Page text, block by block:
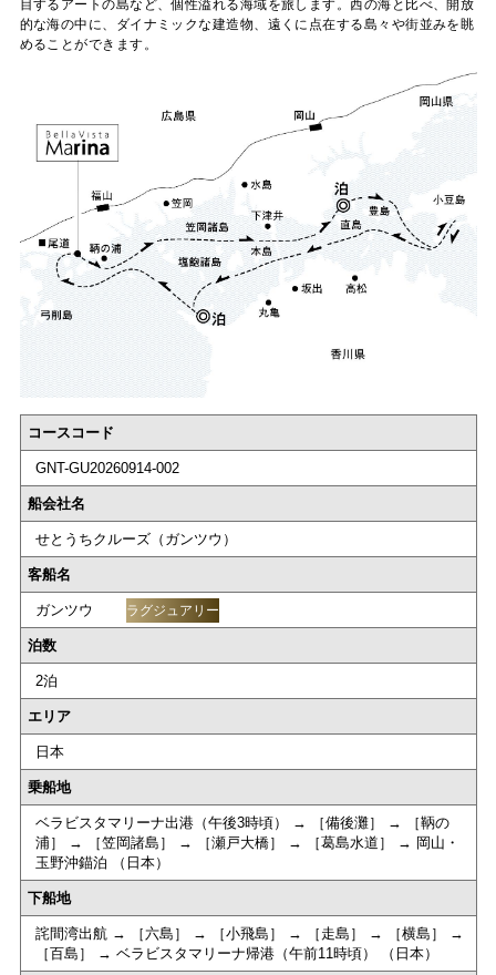
目するアートの島など、個性溢れる海域を旅します。西の海と比べ、開放
的な海の中に、ダイナミックな建造物、遠くに点在する島々や街並みを眺
めることができます。
コースコード
GNT-GU20260914-002
船会社名
せとうちクルーズ（ガンツウ）
客船名
ガンツウ ラグジュアリー
泊数
2泊
エリア
日本
乗船地
ベラビスタマリーナ出港（午後3時頃） → ［備後灘］ → ［鞆の
浦］ → ［笠岡諸島］ → ［瀬戸大橋］ → ［葛島水道］ → 岡山・
玉野沖錨泊 （日本）
下船地
詫間湾出航 → ［六島］ → ［小飛島］ → ［走島］ → ［横島］ →
［百島］ → ベラビスタマリーナ帰港（午前11時頃） （日本）